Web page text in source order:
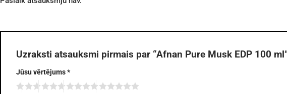
Uzraksti atsauksmi pirmais par “Afnan Pure Musk EDP 100
Jūsu vērtējums*